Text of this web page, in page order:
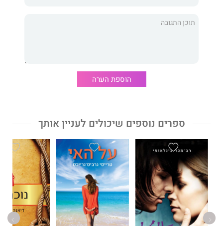
עפרוני כותבת על מאוויים כמוסים ופנטזיות פרועות, על האבסורד של
הוא סיפור רומנטי ואמתי על התבגרות מאוחרת של
לשעבר. בימים אלה מלמדת צילום בתיכון ומטפחת בעל, כלבה, גינה,
ארבעה ילדים וכאב־גב.
זהו ספרה הראשון, ובעלה מאוד מבקש שלא תקראו אותו.
הוספת הערה
ספרים נוספים שיכולים לעניין אותך